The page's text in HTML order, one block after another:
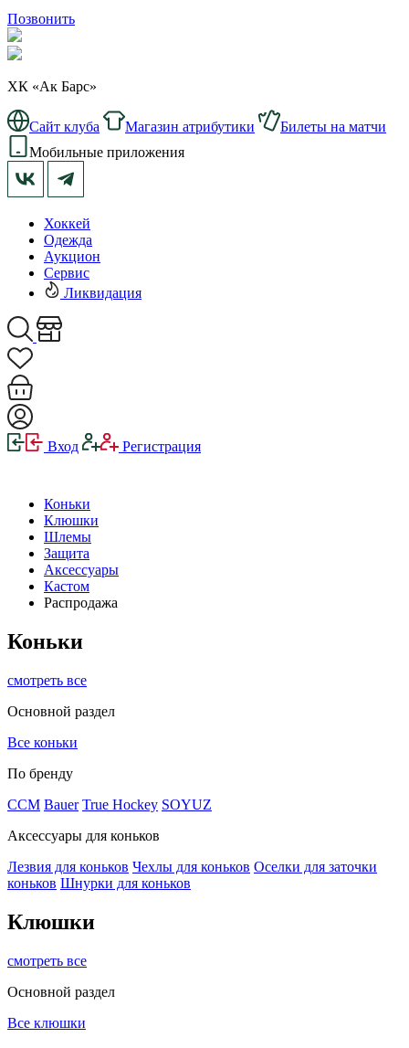
Позвонить
ХК «Ак Барс»
Сайт клуба Магазин атрибутики
Билеты на матчи
Мобильные приложения
Хоккей
Одежда
Аукцион
Сервис
Ликвидация
Вход Регистрация
Коньки
Клюшки
Шлемы
Защита
Аксессуары
Кастом
Распродажа
Коньки
смотреть все
Основной раздел
Все коньки
По бренду
ССМ Bauer True Hockey SOYUZ
Аксессуары для коньков
Лезвия для коньков Чехлы для коньков Оселки для заточки
коньков Шнурки для коньков
Клюшки
смотреть все
Основной раздел
Все клюшки